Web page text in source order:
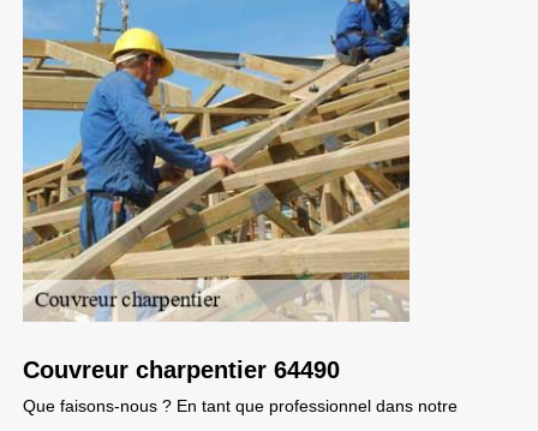
Couvreur charpentier 64490
Que faisons-nous ? En tant que professionnel dans notre